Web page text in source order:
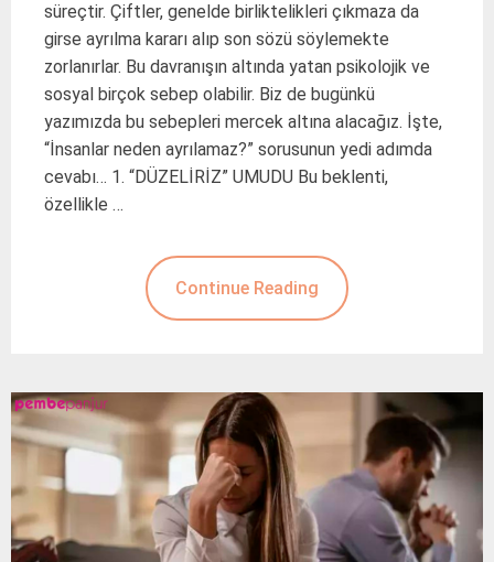
süreçtir. Çiftler, genelde birliktelikleri çıkmaza da
girse ayrılma kararı alıp son sözü söylemekte
zorlanırlar. Bu davranışın altında yatan psikolojik ve
sosyal birçok sebep olabilir. Biz de bugünkü
yazımızda bu sebepleri mercek altına alacağız. İşte,
“İnsanlar neden ayrılamaz?” sorusunun yedi adımda
cevabı… 1. “DÜZELİRİZ” UMUDU Bu beklenti,
özellikle …
Continue Reading